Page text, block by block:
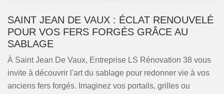
SAINT JEAN DE VAUX : ÉCLAT RENOUVELÉ
POUR VOS FERS FORGÉS GRÂCE AU
SABLAGE
À Saint Jean De Vaux, Entreprise LS Rénovation 38 vous
invite à découvrir l'art du sablage pour redonner vie à vos
anciens fers forgés. Imaginez vos portails, grilles ou